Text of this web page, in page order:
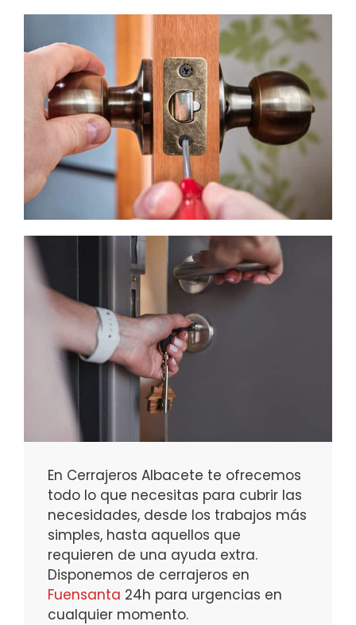
En Cerrajeros Albacete te ofrecemos
todo lo que necesitas para cubrir las
necesidades, desde los trabajos más
simples, hasta aquellos que
requieren de una ayuda extra.
Disponemos de cerrajeros en
Fuensanta 24h para urgencias en
cualquier momento.